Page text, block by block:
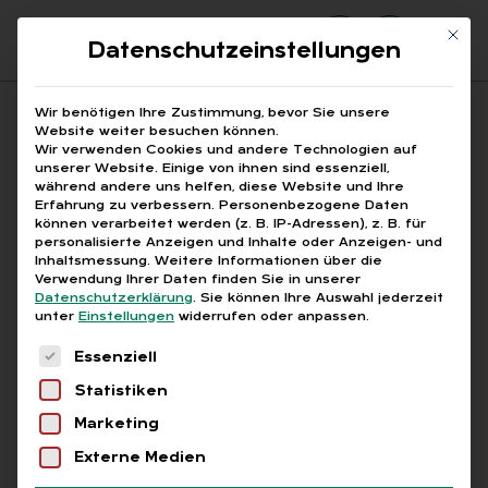
Suchfeld
Suchen
Breadcrumb-Navigation
STARTSEITE AUSBILDUNGSBERUFE
Alle Bei­trä­ge mit dem
Schlag­wort „Aus­bil­
dungs­be­ru­fe“
Mit
Datenschutzeinstellungen
Wir benötigen Ihre Zustimmung, bevor Sie unsere
Website weiter besuchen können.
Wir verwenden Cookies und andere Technologien auf
unserer Website. Einige von ihnen sind essenziell,
während andere uns helfen, diese Website und Ihre
Erfahrung zu verbessern. Personenbezogene Daten
können verarbeitet werden (z. B. IP-Adressen), z. B. für
personalisierte Anzeigen und Inhalte oder Anzeigen- und
Inhaltsmessung. Weitere Informationen über die
Verwendung Ihrer Daten finden Sie in unserer
Datenschutzerklärung. Sie können Ihre Auswahl jederzeit
unter Einstellungen widerrufen oder anpassen.
Es folgt eine Liste der Service-Gruppen, für
Essenziell
Statistiken
Marketing
Externe Medien